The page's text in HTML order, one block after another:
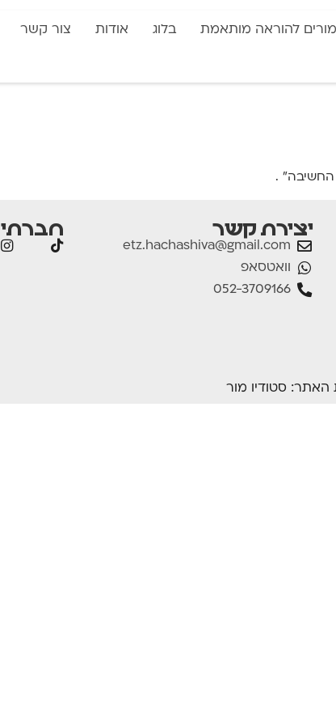
מורים להוראה מותאמת בלוג אודות
צור קשר
יצירת קשר
etz.hachashiva@gmail.com
וואטסאפ
052-3709166
חברתי
האתר: סטודיו מור